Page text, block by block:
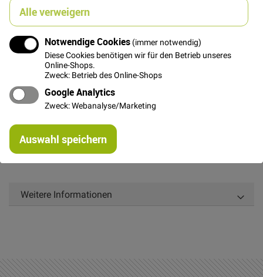
Alle verweigern
Notwendige Cookies (immer notwendig)
Diese Cookies benötigen wir für den Betrieb unseres
Online-Shops.
Zweck: Betrieb des Online-Shops
Google Analytics
Zweck: Webanalyse/Marketing
Auswahl speichern
Details
Feiner, sehr dicht gewebter Baumwollstoff mit zartem
Blumenmuster in schöner Farbkombi. Wunderschöner
Stoff für Bekleidung und Tücher!
Weitere Informationen